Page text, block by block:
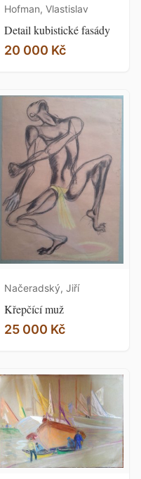
Hofman, Vlastislav
Detail kubistické fasády
20 000 Kč
Načeradský, Jiří
Křepčící muž
25 000 Kč